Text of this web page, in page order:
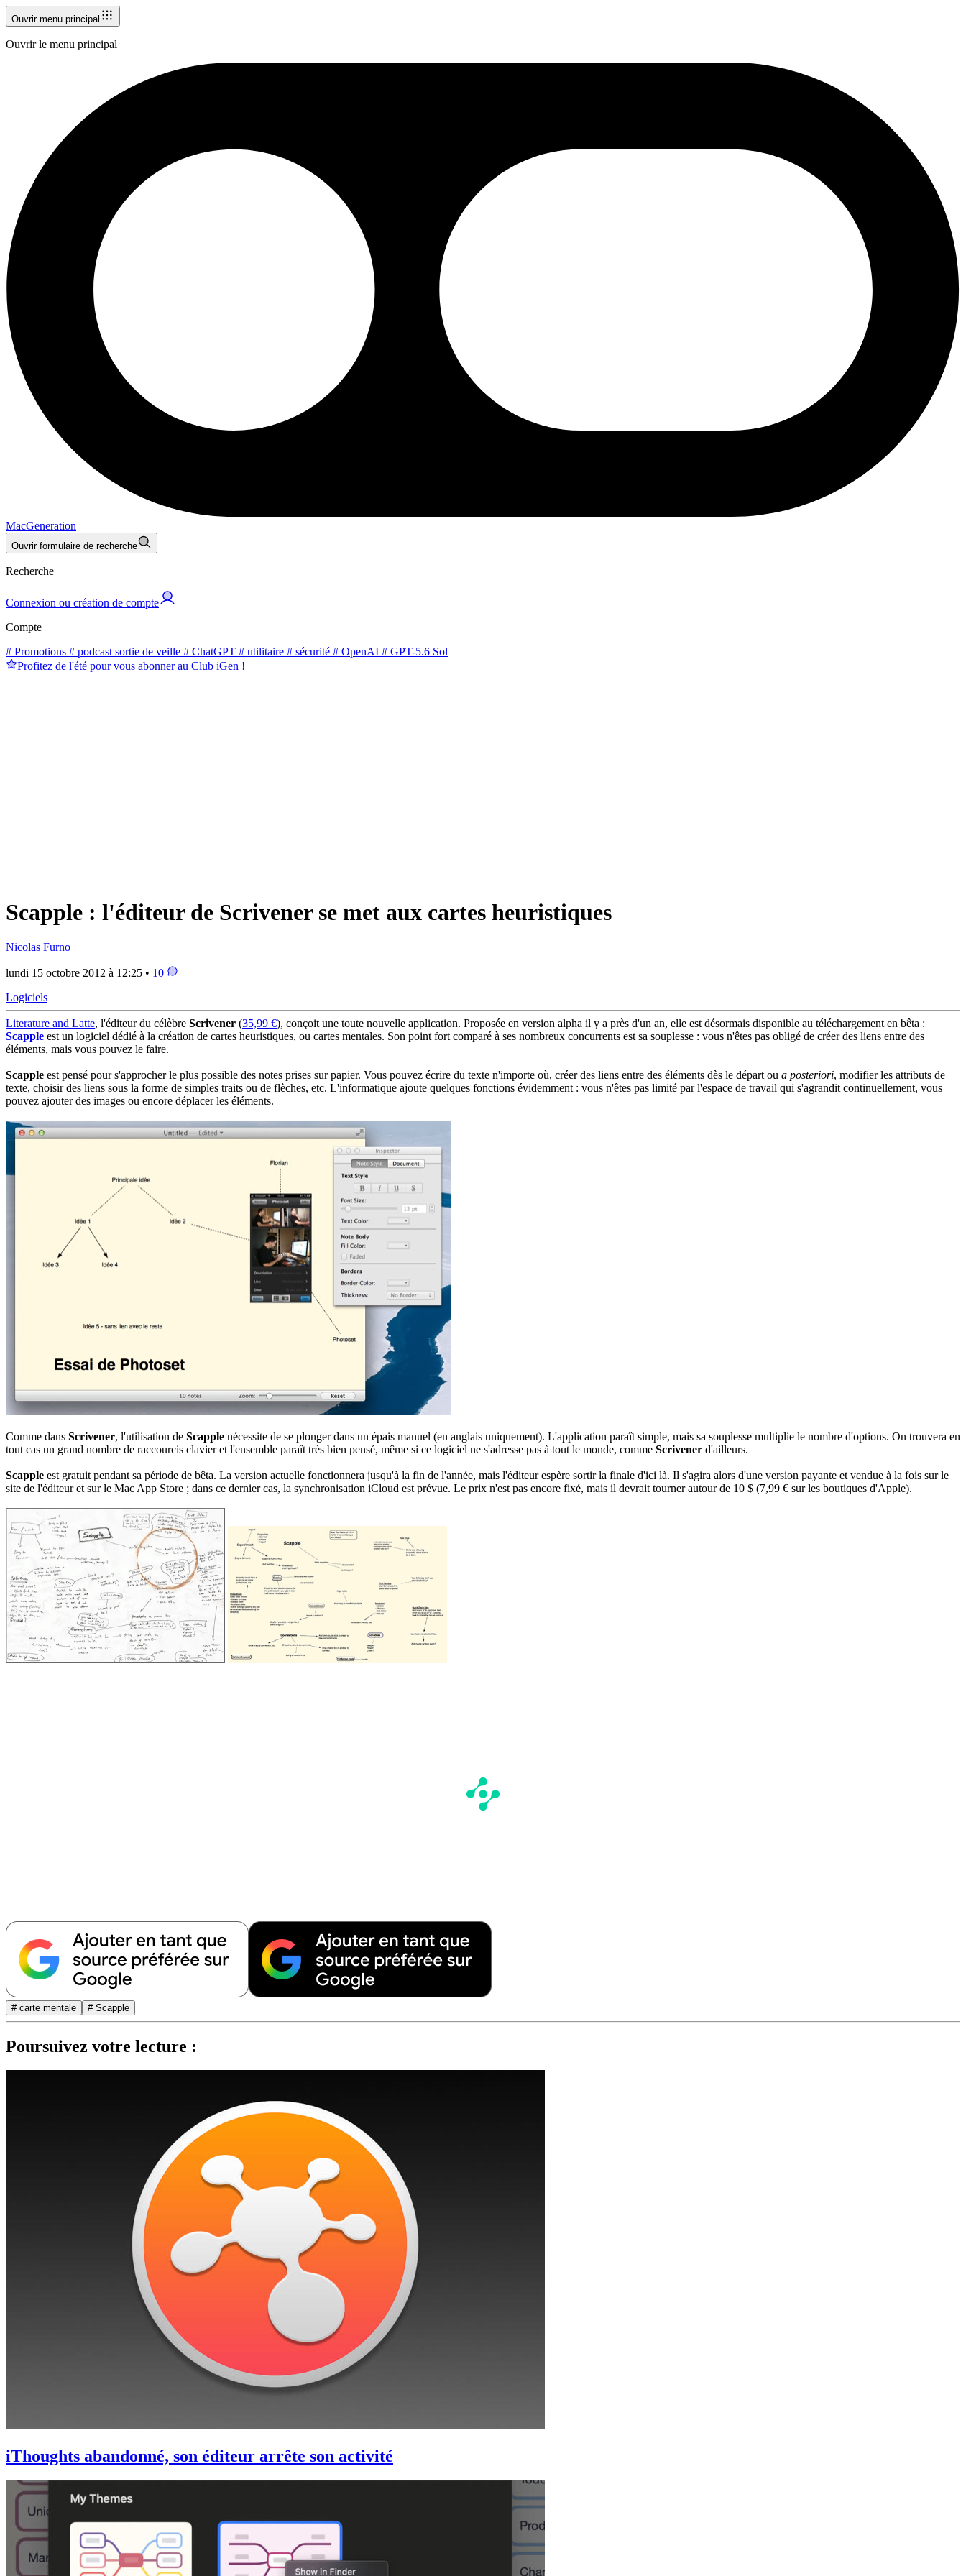
Ouvrir menu principal
Ouvrir le menu principal
MacGeneration
Ouvrir formulaire de recherche
Recherche
Connexion ou création de compte
Compte
# Promotions # podcast sortie de veille # ChatGPT # utilitaire # sécurité # OpenAI # GPT-5.6 Sol
Profitez de l'été pour vous abonner au Club iGen !
Scapple : l'éditeur de Scrivener se met aux cartes heuristiques
Nicolas Furno
lundi 15 octobre 2012 à 12:25 • 10
Logiciels
Literature and Latte, l'éditeur du célèbre Scrivener (35,99 €), conçoit une toute nouvelle application. Proposée en version alpha il y a près d'un an, elle est désormais disponible au téléchargement en bêta :
Scapple est un logiciel dédié à la création de cartes heuristiques, ou cartes mentales. Son point fort comparé à ses nombreux concurrents est sa souplesse : vous n'êtes pas obligé de créer des liens entre des
éléments, mais vous pouvez le faire.
Scapple est pensé pour s'approcher le plus possible des notes prises sur papier. Vous pouvez écrire du texte n'importe où, créer des liens entre des éléments dès le départ ou a posteriori, modifier les attributs de
texte, choisir des liens sous la forme de simples traits ou de flèches, etc. L'informatique ajoute quelques fonctions évidemment : vous n'êtes pas limité par l'espace de travail qui s'agrandit continuellement, vous
pouvez ajouter des images ou encore déplacer les éléments.
Comme dans Scrivener, l'utilisation de Scapple nécessite de se plonger dans un épais manuel (en anglais uniquement). L'application paraît simple, mais sa souplesse multiplie le nombre d'options. On trouvera en
tout cas un grand nombre de raccourcis clavier et l'ensemble paraît très bien pensé, même si ce logiciel ne s'adresse pas à tout le monde, comme Scrivener d'ailleurs.
Scapple est gratuit pendant sa période de bêta. La version actuelle fonctionnera jusqu'à la fin de l'année, mais l'éditeur espère sortir la finale d'ici là. Il s'agira alors d'une version payante et vendue à la fois sur le
site de l'éditeur et sur le Mac App Store ; dans ce dernier cas, la synchronisation iCloud est prévue. Le prix n'est pas encore fixé, mais il devrait tourner autour de 10 $ (7,99 € sur les boutiques d'Apple).
# carte mentale # Scapple
Poursuivez votre lecture :
iThoughts abandonné, son éditeur arrête son activité